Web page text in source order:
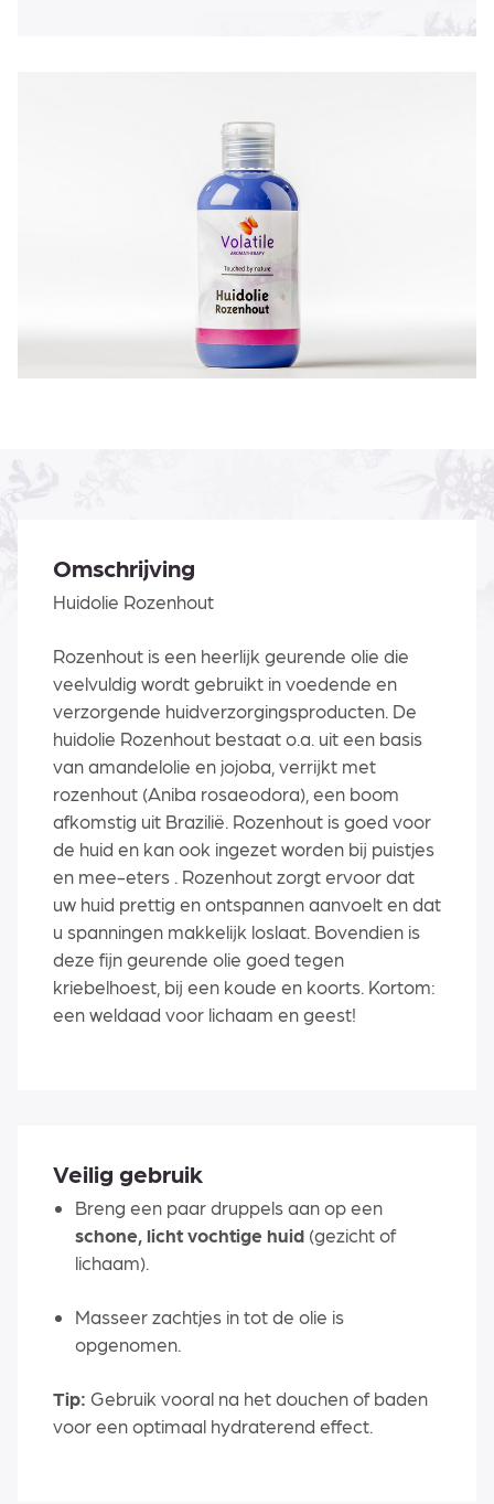
Omschrijving
Huidolie Rozenhout
Rozenhout is een heerlijk geurende olie die
veelvuldig wordt gebruikt in voedende en
verzorgende huidverzorgingsproducten. De
huidolie Rozenhout bestaat o.a. uit een basis
van amandelolie en jojoba, verrijkt met
rozenhout (Aniba rosaeodora), een boom
afkomstig uit Brazilië. Rozenhout is goed voor
de huid en kan ook ingezet worden bij puistjes
en mee-eters . Rozenhout zorgt ervoor dat
uw huid prettig en ontspannen aanvoelt en dat
u spanningen makkelijk loslaat. Bovendien is
deze fijn geurende olie goed tegen
kriebelhoest, bij een koude en koorts. Kortom:
een weldaad voor lichaam en geest!
Veilig gebruik
Breng een paar druppels aan op een
schone, licht vochtige huid (gezicht of
lichaam).
Masseer zachtjes in tot de olie is
opgenomen.
Tip: Gebruik vooral na het douchen of baden
voor een optimaal hydraterend effect.